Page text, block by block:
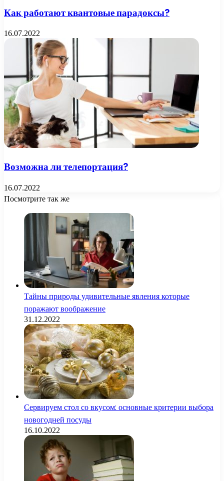
Как работают квантовые парадоксы?
16.07.2022
Возможна ли телепортация?
16.07.2022
Посмотрите так же
Тайны природы удивительные явления которые
поражают воображение
31.12.2022
Сервируем стол со вкусом: основные критерии выбора
новогодней посуды
16.10.2022